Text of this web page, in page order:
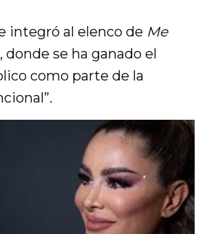
integró al elenco de Me
, donde se ha ganado el
como parte de la